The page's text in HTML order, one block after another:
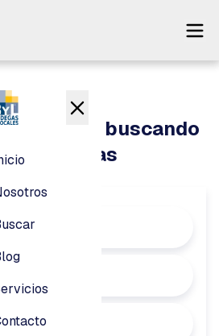
Pagar
seguir buscando
necesitas